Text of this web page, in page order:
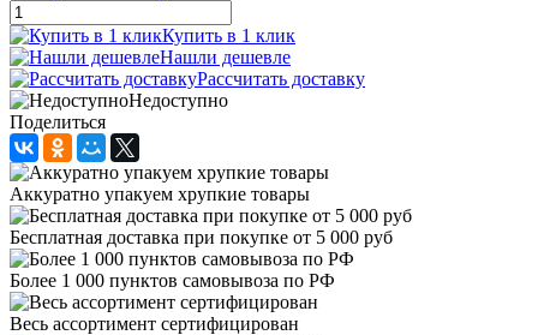
Купить в 1 клик
Нашли дешевле
Рассчитать доставку
Недоступно
Поделиться
Аккуратно упакуем хрупкие товары
Бесплатная доставка при покупке от 5 000 руб
Более 1 000 пунктов самовывоза по РФ
Весь ассортимент сертифицирован